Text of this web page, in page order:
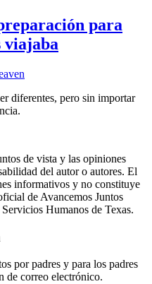
para
viajaba
diferentes, pero sin importar
de vista y las opiniones
del autor o autores. El
informativos y no constituye
de Avancemos Juntos
Humanos de Texas.
por padres y para los padres
de correo electrónico.